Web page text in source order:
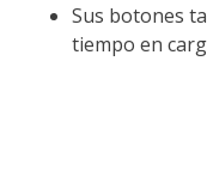
Sus botones
tiempo en